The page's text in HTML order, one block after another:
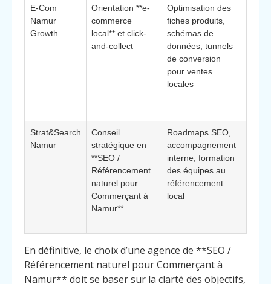
E-Com
Namur
Growth
Orientation **e-
commerce
local** et click-
and-collect
Optimisation des
fiches produits,
schémas de
données, tunnels
de conversion
pour ventes
locales
Strat&Search
Namur
Conseil
stratégique en
**SEO /
Référencement
naturel pour
Commerçant à
Namur**
Roadmaps SEO,
accompagnement
interne, formation
des équipes au
référencement
local
En définitive, le choix d’une agence de **SEO /
Référencement naturel pour Commerçant à
Namur** doit se baser sur la clarté des objectifs,